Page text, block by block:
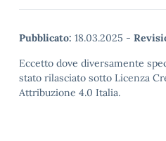
Pubblicato: 18.03.2025 -
Eccetto dove diversamente
stato rilasciato sotto Licenza
Attribuzione 4.0 Italia.